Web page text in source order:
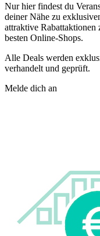
Nur hier findest du
deiner Nähe zu
attraktive
besten Online-Shops.
Alle Deals werden
verhandelt und geprüft.
Melde dich an